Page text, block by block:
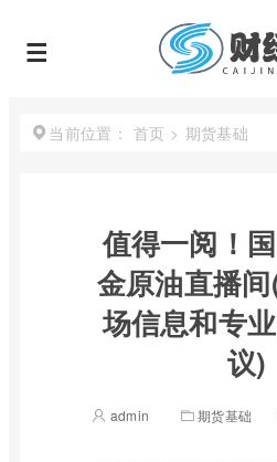
当前位置： 首页 > 期货基础
值得一阅！
金原油直播
场信息和专
议)
admin 期货基础